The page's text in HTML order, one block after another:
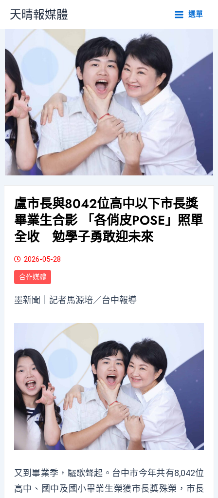
主
內
天晴報媒體 選單
盧市長與8042位高中以下市長獎
畢業生合影 「各俏皮POSE」照單
全收 勉學子勇敢迎未來
2026-05-28
合作媒體
墨新聞 ｜記者馬源培／台中報導
又到畢業季，驪歌聲起。台中市今年共有8,042位
高中、國中及國小畢業生榮獲市長獎殊榮，市長